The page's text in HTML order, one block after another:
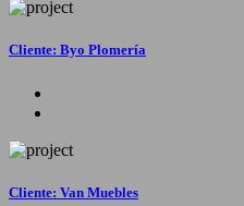
Cliente: Byo Plomería
Cliente: Van Muebles